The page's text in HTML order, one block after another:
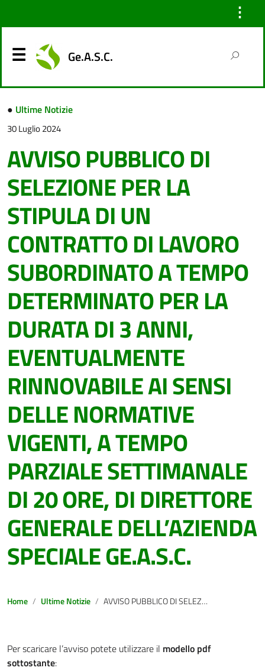
⋮
Ge.A.S.C.
● Ultime Notizie
30 Luglio 2024
AVVISO PUBBLICO DI
SELEZIONE PER LA
STIPULA DI UN
CONTRATTO DI LAVORO
SUBORDINATO A TEMPO
DETERMINATO PER LA
DURATA DI 3 ANNI,
EVENTUALMENTE
RINNOVABILE AI SENSI
DELLE NORMATIVE
VIGENTI, A TEMPO
PARZIALE SETTIMANALE
DI 20 ORE, DI DIRETTORE
GENERALE DELL’AZIENDA
SPECIALE GE.A.S.C.
Home Ultime Notizie AVVISO PUBBLICO DI SELEZIONE PER LA STIPULA DI UN CONTRATTO DI LAVORO SUBORDINATO A TEMPO DETERMINATO PER LA DURATA DI 3 ANNI, EVENTUALMENTE RINNOVABILE AI SENSI DELLE NORMATIVE VIGENTI, A TEMPO PARZIALE SETTIMANALE DI 20 ORE, DI DIRETTORE GENERALE DELL’AZIENDA SPECIALE GE.A.S.C.
Per scaricare l’avviso potete utilizzare il modello pdf
sottostante: